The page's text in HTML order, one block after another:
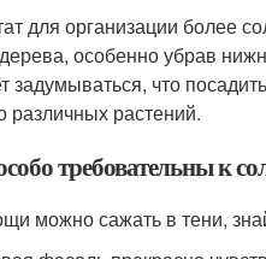
для организации более
особенно убрав
задумываться, что
различных растений.
требовательны к
можно сажать в тени,